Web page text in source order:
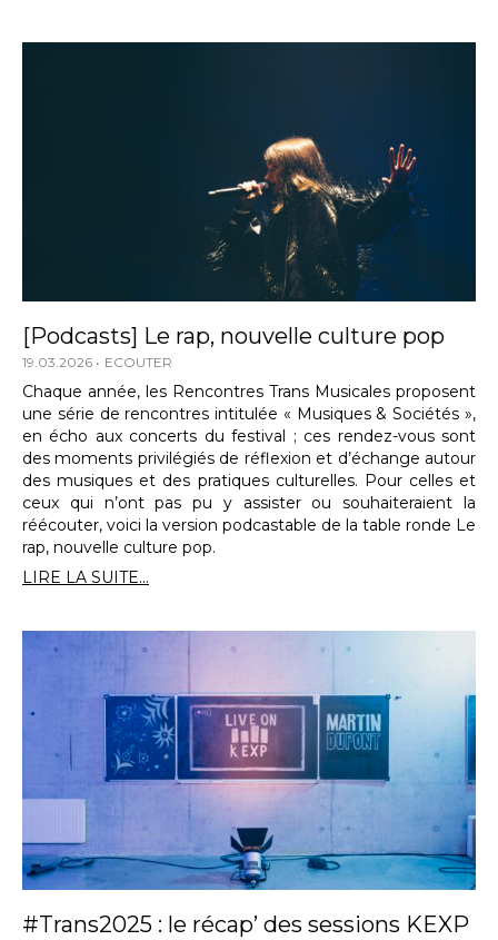
[Podcasts] Le rap, nouvelle culture pop
19.03.2026 ECOUTER
Chaque année, les Rencontres Trans Musicales proposent
une série de rencontres intitulée « Musiques & Sociétés »,
en écho aux concerts du festival ; ces rendez-vous sont
des moments privilégiés de réflexion et d’échange autour
des musiques et des pratiques culturelles. Pour celles et
ceux qui n’ont pas pu y assister ou souhaiteraient la
réécouter, voici la version podcastable de la table ronde Le
rap, nouvelle culture pop.
LIRE LA SUITE...
#Trans2025 : le récap’ des sessions KEXP